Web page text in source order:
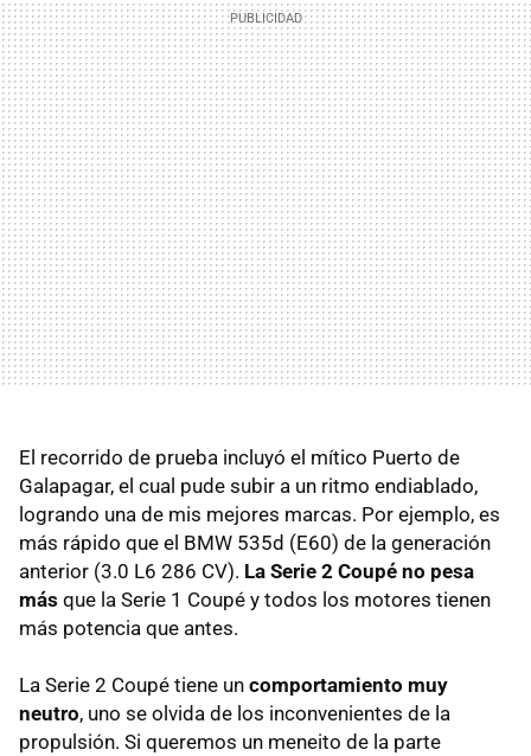
El recorrido de prueba incluyó el mítico Puerto de
Galapagar, el cual pude subir a un ritmo endiablado,
logrando una de mis mejores marcas. Por ejemplo, es
más rápido que el BMW 535d (E60) de la generación
anterior (3.0 L6 286 CV). La Serie 2 Coupé no pesa
más que la Serie 1 Coupé y todos los motores tienen
más potencia que antes.
La Serie 2 Coupé tiene un comportamiento muy
neutro, uno se olvida de los inconvenientes de la
propulsión. Si queremos un meneito de la parte